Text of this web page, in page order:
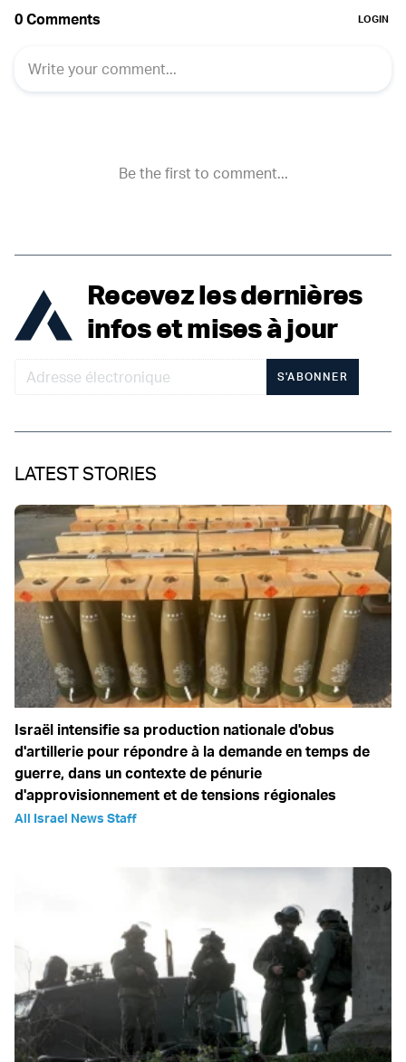
Recevez les dernières
infos et mises à jour
S'ABONNER
LATEST STORIES
Israël intensifie sa production nationale d'obus
d'artillerie pour répondre à la demande en temps de
guerre, dans un contexte de pénurie
d'approvisionnement et de tensions régionales
All Israel News Staff